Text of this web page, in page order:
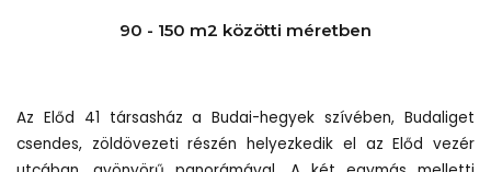
90 - 150 m2 közötti méretben
Az Előd 41 társasház a Budai-hegyek szívében, Budaliget
csendes, zöldövezeti részén helyezkedik el az Előd vezér